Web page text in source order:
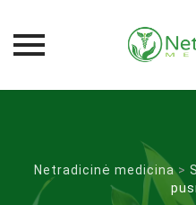
Netradicinė medicina>